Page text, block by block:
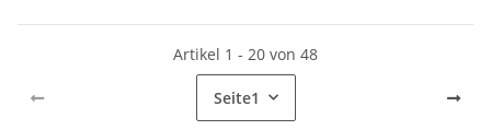
Artikel 1 - 20 von 48
Seite1